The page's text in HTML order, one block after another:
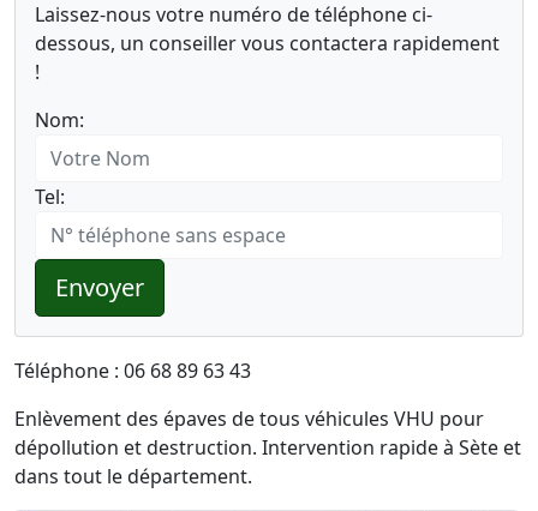
Laissez-nous votre numéro de téléphone ci-
dessous, un conseiller vous contactera rapidement
!
Nom:
Tel:
Envoyer
Téléphone : 06 68 89 63 43
Enlèvement des épaves de tous véhicules VHU pour
dépollution et destruction. Intervention rapide à Sète et
dans tout le département.